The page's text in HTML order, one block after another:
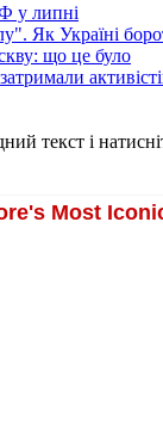
у липні
Як Україні
що це було
текст і